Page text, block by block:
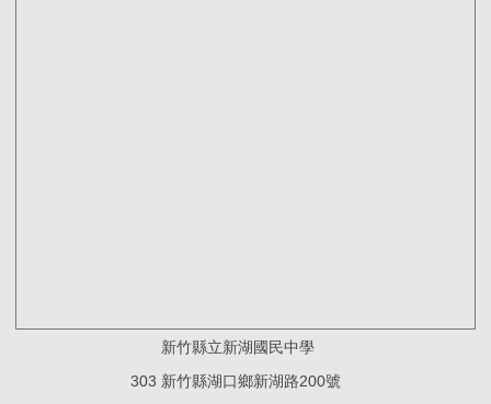
新竹縣立新湖國民中學
303 新竹縣湖口鄉新湖路200號